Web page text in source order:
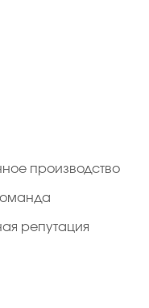
производство
репутация